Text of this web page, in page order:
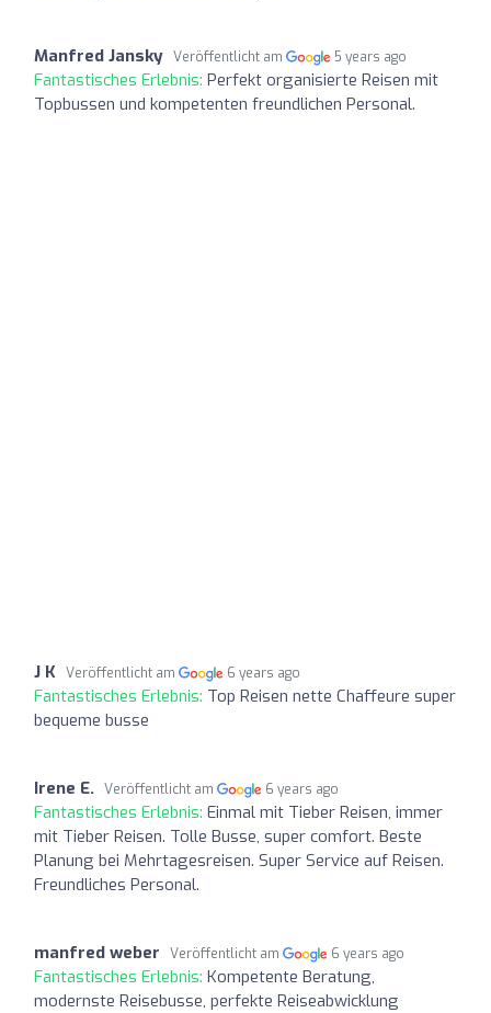
Manfred Jansky Veröffentlicht am 5 years ago
Fantastisches Erlebnis: Perfekt organisierte Reisen mit
Topbussen und kompetenten freundlichen Personal.
J K Veröffentlicht am 6 years ago
Fantastisches Erlebnis: Top Reisen nette Chaffeure super
bequeme busse
Irene E. Veröffentlicht am 6 years ago
Fantastisches Erlebnis: Einmal mit Tieber Reisen, immer
mit Tieber Reisen. Tolle Busse, super comfort. Beste
Planung bei Mehrtagesreisen. Super Service auf Reisen.
Freundliches Personal.
manfred weber Veröffentlicht am 6 years ago
Fantastisches Erlebnis: Kompetente Beratung,
modernste Reisebusse, perfekte Reiseabwicklung